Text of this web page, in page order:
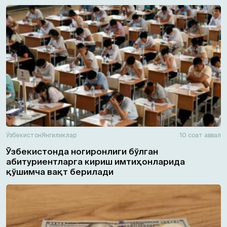
ЎзбекистонЯнгиликлар 10 соат аввал
Ўзбекистонда ногиронлиги бўлган
абитуриентларга кириш имтиҳонларида
қўшимча вақт берилади